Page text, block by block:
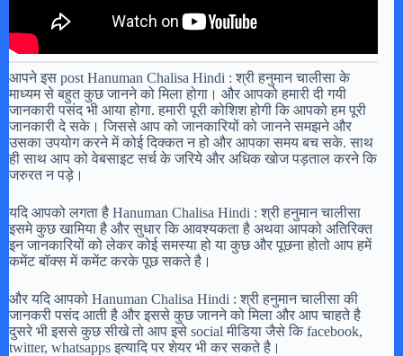
आपने इस post Hanuman Chalisa Hindi : श्री हनुमान चालीसा के
माध्यम से बहुत कुछ जानने को मिला होगा। और आपको हमारी दी गयी
जानकारी पसंद भी आया होगा. हमारी पूरी कोशिश होगी कि आपको हम पूरी
जानकारी दे सके। जिससे आप को जानकारियों को जानने समझने और
उसका उपयोग करने में कोई दिक्कत न हो और आपका समय बच सके. साथ
ही साथ आप को वेबसाइट सर्च के जरिये और अधिक खोज पड़ताल करने कि
जरुरत न पड़े।
यदि आपको लगता है Hanuman Chalisa Hindi : श्री हनुमान चालीसा
इसमे कुछ खामिया है और सुधार कि आवश्यकता है अथवा आपको अतिरिक्त
इन जानकारियों को लेकर कोई समस्या हो या कुछ और पूछना होतो आप हमें
कमेंट बॉक्स में कमेंट करके पूछ सकते है।
और यदि आपको Hanuman Chalisa Hindi : श्री हनुमान चालीसा की
जानकरी पसंद आती है और इससे कुछ जानने को मिला और आप चाहते है
दुसरे भी इससे कुछ सीखे तो आप इसे social मीडिया जैसे कि facebook,
twitter, whatsapps इत्यादि पर शेयर भी कर सकते है।